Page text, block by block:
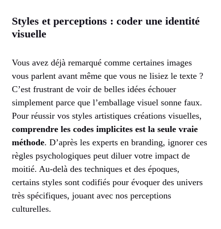
Styles et perceptions : coder une identité
visuelle
Vous avez déjà remarqué comme certaines images
vous parlent avant même que vous ne lisiez le texte ?
C’est frustrant de voir de belles idées échouer
simplement parce que l’emballage visuel sonne faux.
Pour réussir vos styles artistiques créations visuelles,
comprendre les codes implicites est la seule vraie
méthode. D’après les experts en branding, ignorer ces
règles psychologiques peut diluer votre impact de
moitié. Au-delà des techniques et des époques,
certains styles sont codifiés pour évoquer des univers
très spécifiques, jouant avec nos perceptions
culturelles.